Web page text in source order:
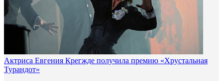
Актриса Евгения Крегжде получила премию «Хрустальная
Турандот»